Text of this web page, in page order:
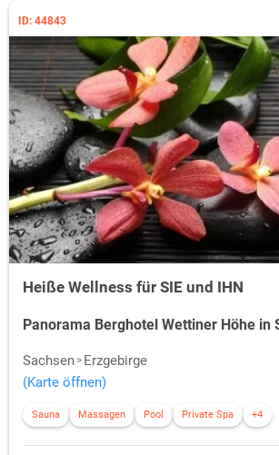
ID: 44843
Heiße Wellness für SIE und IHN
Panorama Berghotel Wettiner Höhe in
Sachsen
Erzgebirge
(Karte öffnen)
Sauna Massagen Pool Private Spa +4